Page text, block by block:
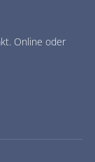
Online oder